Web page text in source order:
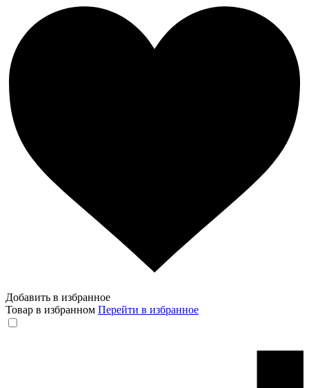
Добавить в избранное
Товар в избранном Перейти в избранное